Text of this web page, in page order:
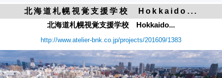
北海道札幌視覚支援学校 Hokkaido...
北海道札幌視覚支援学校 Hokkaido...
http://www.atelier-bnk.co.jp/projects/201609/1383